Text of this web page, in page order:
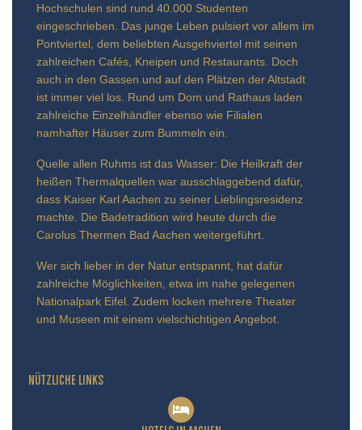
Hochschulen sind rund 40.000 Studenten
eingeschrieben. Das junge Leben pulsiert vor allem im
Pontviertel, dem beliebten Ausgehviertel mit seinen
zahlreichen Cafés, Kneipen und Restaurants. Doch
auch in den Gassen und auf den Plätzen der Altstadt
ist immer viel los. Rund um Dom und Rathaus laden
zahlreiche Einzelhändler ebenso wie Filialen
namhafter Häuser zum Bummeln ein.
Quelle allen Ruhms ist das Wasser: Die Heilkraft der
heißen Thermalquellen war ausschlaggebend dafür,
dass Kaiser Karl Aachen zu seiner Lieblingsresidenz
machte. Die Badetradition wird heute durch die
Carolus Thermen Bad Aachen weitergeführt.
Wer sich lieber in der Natur entspannt, hat dafür
zahlreiche Möglichkeiten, etwa im nahe gelegenen
Nationalpark Eifel. Zudem locken mehrere Theater
und Museen mit einem vielschichtigen Angebot.
NÜTZLICHE LINKS